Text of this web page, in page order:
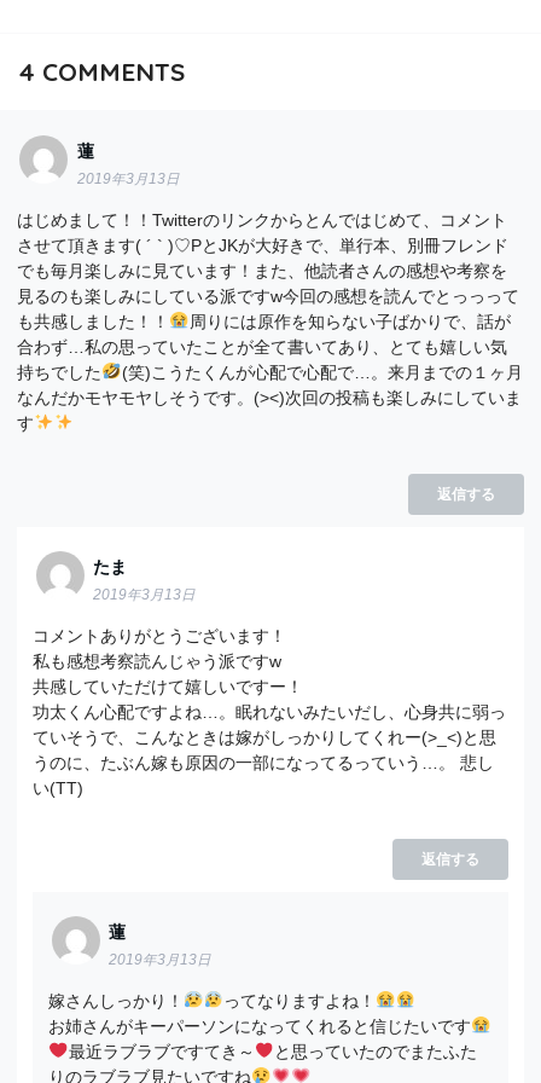
4 COMMENTS
蓮
2019年3月13日
はじめまして！！Twitterのリンクからとんではじめて、コメント
させて頂きます( ´ ` )♡PとJKが大好きで、単行本、別冊フレンド
でも毎月楽しみに見ています！また、他読者さんの感想や考察を
見るのも楽しみにしている派ですw今回の感想を読んでとっっって
も共感しました！！
周りには原作を知らない子ばかりで、話が
合わず…私の思っていたことが全て書いてあり、とても嬉しい気
持ちでした
(笑)こうたくんが心配で心配で…。来月までの１ヶ月
なんだかモヤモヤしそうです。(><)次回の投稿も楽しみにしていま
す
返信する
たま
2019年3月13日
コメントありがとうございます！
私も感想考察読んじゃう派ですw
共感していただけて嬉しいですー！
功太くん心配ですよね…。眠れないみたいだし、心身共に弱っ
ていそうで、こんなときは嫁がしっかりしてくれー(>_<)と思
うのに、たぶん嫁も原因の一部になってるっていう…。 悲し
い(TT)
返信する
蓮
2019年3月13日
嫁さんしっかり！
ってなりますよね！
お姉さんがキーパーソンになってくれると信じたいです
最近ラブラブですてき～
と思っていたのでまたふた
りのラブラブ見たいですね